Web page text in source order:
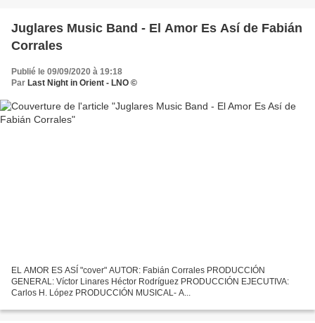
Juglares Music Band - El Amor Es Así de Fabián
Corrales
Publié le 09/09/2020 à 19:18
Par Last Night in Orient - LNO ©
EL AMOR ES ASÍ "cover" AUTOR: Fabián Corrales PRODUCCIÓN
GENERAL: Víctor Linares Héctor Rodríguez PRODUCCIÓN EJECUTIVA:
Carlos H. López PRODUCCIÓN MUSICAL- A...